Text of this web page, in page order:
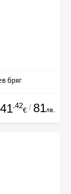
бряг
41.42
€ / 81лв.